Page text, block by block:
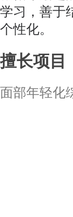
学习，善于
个性化。
擅长项目
面部年轻化